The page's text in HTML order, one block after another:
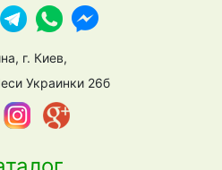
г. Киев,
Украинки 26б